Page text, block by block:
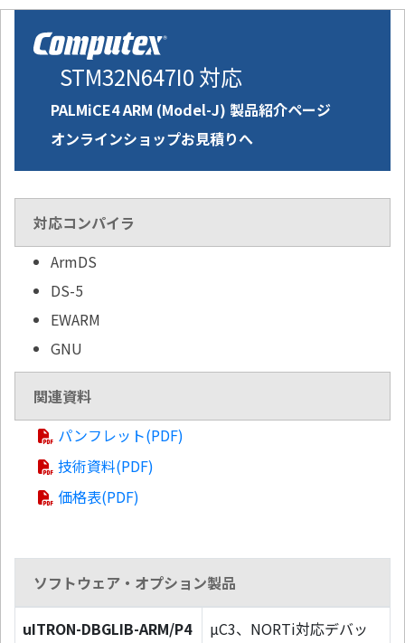
STM32N647I0 対応
PALMiCE4 ARM (Model-J) 製品紹介ページ
オンラインショップお見積りへ
対応コンパイラ
ArmDS
DS-5
EWARM
GNU
関連資料
パンフレット(PDF)
技術資料(PDF)
価格表(PDF)
ソフトウェア・オプション製品
uITRON-DBGLIB-ARM/P4
µC3、NORTi対応デバッ